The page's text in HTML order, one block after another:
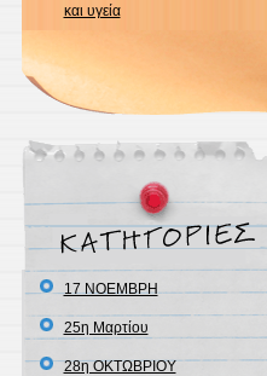
και υγεία
17 ΝΟΕΜΒΡΗ
25η Μαρτίου
28η ΟΚΤΩΒΡΙΟΥ